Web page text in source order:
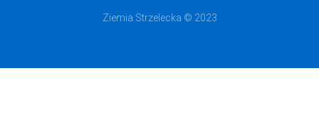
Ziemia Strzelecka © 2023